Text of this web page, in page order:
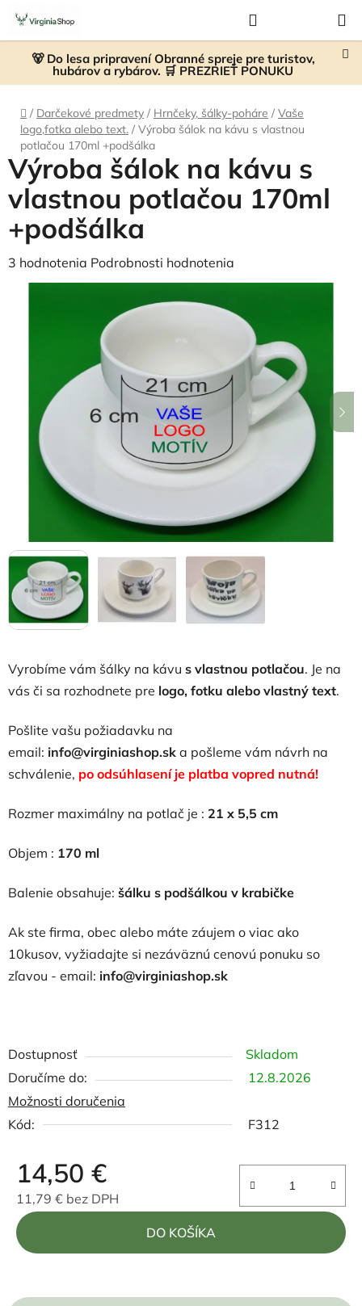
Prejsť
obsah
🐻 Do lesa pripravení Obranné spreje pre turistov,
hubárov a rybárov. 🛒 PREZRIEŤ PONUKU
KOŠÍK
Domov
/ Darčekové predmety / Hrnčeky, šálky-poháre / Vaše
logo,fotka alebo text. / Výroba šálok na kávu s vlastnou
potlačou 170ml +podšálka
Vyrobíme vám šálky na kávu s vlastnou potlačou. Je na
vás či sa rozhodnete pre logo, fotku alebo vlastný text.
Pošlite vašu požiadavku na
email: info@virginiashop.sk a pošleme vám návrh na
schválenie, po odsúhlasení je platba vopred nutná!
Rozmer maximálny na potlač je : 21 x 5,5 cm
Objem : 170 ml
Balenie obsahuje: šálku s podšálkou v krabičke
Ak ste firma, obec alebo máte záujem o viac ako
10kusov, vyžiadajte si nezáväznú cenovú ponuku so
zľavou - email: info@virginiashop.sk
Dostupnosť
Skladom
12.8.2026
Možnosti doručenia
Kód:
F312
14,50 €
11,79 € bez DPH
Jednotková cena:
DO KOŠÍKA
Výroba šálok na kávu s
vlastnou potlačou 170ml
+podšálka
Priemerné
hodnotenie
hviezdičiek.
3 hodnotenia Podrobnosti hodnotenia